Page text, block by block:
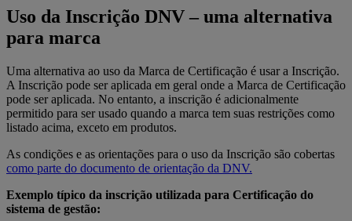
Uso da Inscrição DNV – uma alternativa
para marca
Uma alternativa ao uso da Marca de Certificação é usar a Inscrição.
A Inscrição pode ser aplicada em geral onde a Marca de Certificação
pode ser aplicada. No entanto, a inscrição é adicionalmente
permitido para ser usado quando a marca tem suas restrições como
listado acima, exceto em produtos.
As condições e as orientações para o uso da Inscrição são cobertas
como parte do documento de orientação da DNV.
Exemplo típico da inscrição utilizada para Certificação do
sistema de gestão: